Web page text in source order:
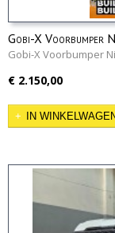
Gobi-X Voorbumper
Gobi-X Voorbumper
€ 2.150,00
IN